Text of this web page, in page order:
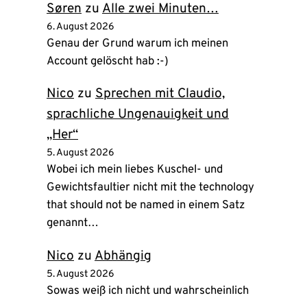
Søren zu Alle zwei Minuten…
6. August 2026
Genau der Grund warum ich meinen
Account gelöscht hab :-)
Nico zu Sprechen mit Claudio,
sprachliche Ungenauigkeit und
„Her“
5. August 2026
Wobei ich mein liebes Kuschel- und
Gewichtsfaultier nicht mit the technology
that should not be named in einem Satz
genannt…
Nico zu Abhängig
5. August 2026
Sowas weiß ich nicht und wahrscheinlich